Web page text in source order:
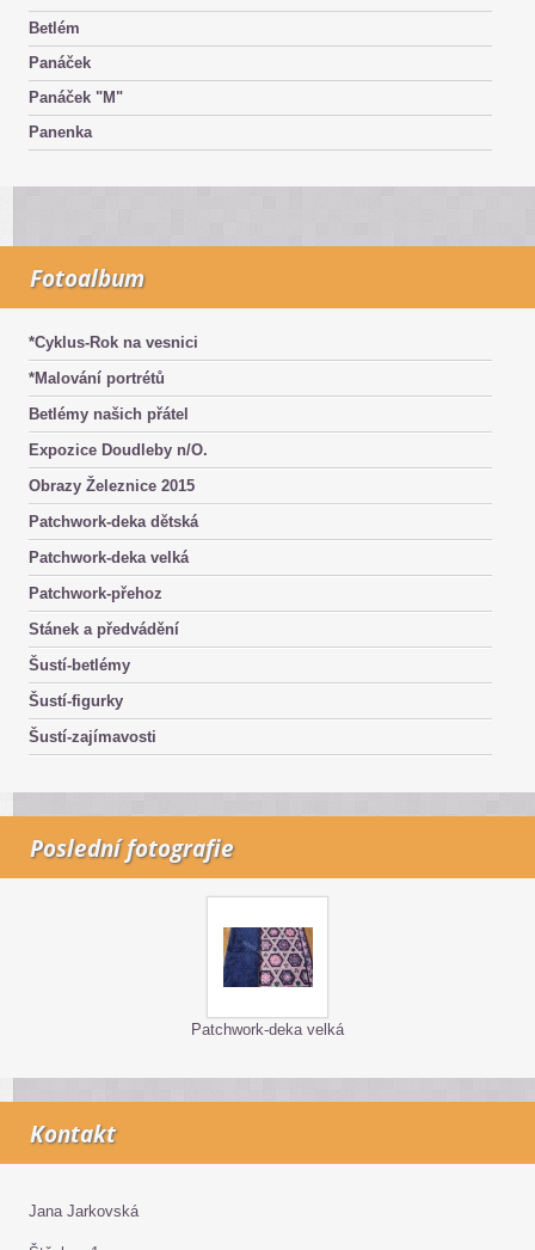
Betlém
Panáček
Panáček "M"
Panenka
Fotoalbum
*Cyklus-Rok na vesnici
*Malování portrétů
Betlémy našich přátel
Expozice Doudleby n/O.
Obrazy Železnice 2015
Patchwork-deka dětská
Patchwork-deka velká
Patchwork-přehoz
Stánek a předvádění
Šustí-betlémy
Šustí-figurky
Šustí-zajímavosti
Poslední fotografie
Patchwork-deka velká
Kontakt
Jana Jarkovská